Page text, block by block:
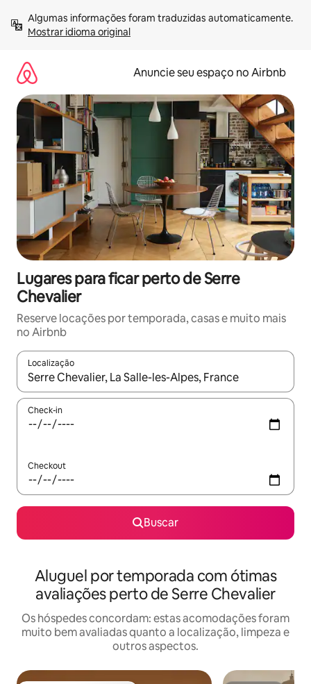
para
Mostrar idioma original
Anuncie seu espaço no Airbnb
Lugares para ficar perto de Serre
Chevalier
Reserve locações por temporada, casas e muito mais
no Airbnb
Localização
Quando os resultados estiverem disponíveis, explore-os
Check-in
Checkout
Buscar
Aluguel por temporada com ótimas
avaliações perto de Serre Chevalier
Os hóspedes concordam: estas acomodações foram
muito bem avaliadas quanto a localização, limpeza e
outros aspectos.